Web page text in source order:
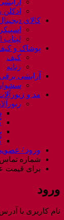
کالای
لپتاب
پوشاک و
کیف
زنانه
آرایشی برقی
سشوار
مد و
ورود /
شماره تماس 09302776629
برای قیمت
ورود
نام کاربری یا